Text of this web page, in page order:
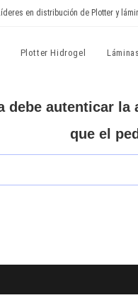
en distribución de Plotter y
Plotter Hidrogel
debe autenticar
que el